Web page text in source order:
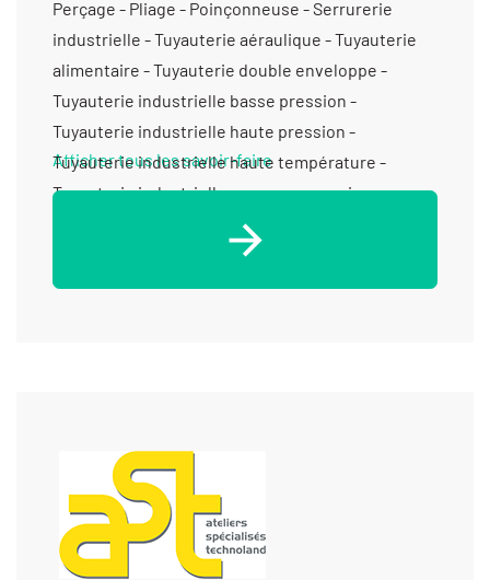
Perçage - Pliage - Poinçonneuse - Serrurerie
industrielle - Tuyauterie aéraulique - Tuyauterie
alimentaire - Tuyauterie double enveloppe -
Tuyauterie industrielle basse pression -
Tuyauterie industrielle haute pression -
Tuyauterie industrielle haute température -
Tuyauterie industrielle moyenne pression -
Afficher tous les savoir-faire